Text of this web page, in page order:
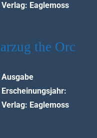
Verlag: Eaglemoss
the Orc
Ausgabe
Erscheinungsjahr:
Verlag: Eaglemoss